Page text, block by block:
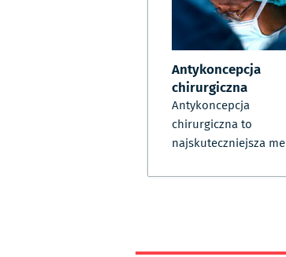
Antykoncepcja
chirurgiczna
Antykoncepcja
chirurgiczna to
najskuteczniejsza me